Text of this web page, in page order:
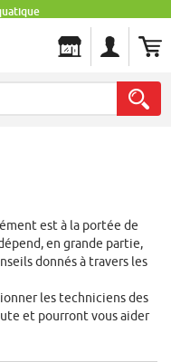
est à la portée de
en grande partie,
donnés à travers les
les techniciens des
et pourront vous aider